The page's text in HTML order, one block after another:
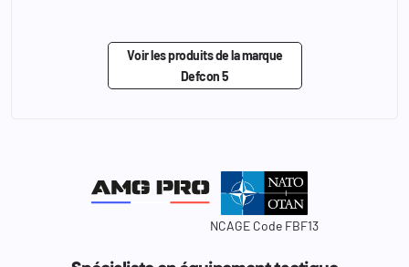
Voir les produits de la marque
Defcon 5
NCAGE Code FBF13